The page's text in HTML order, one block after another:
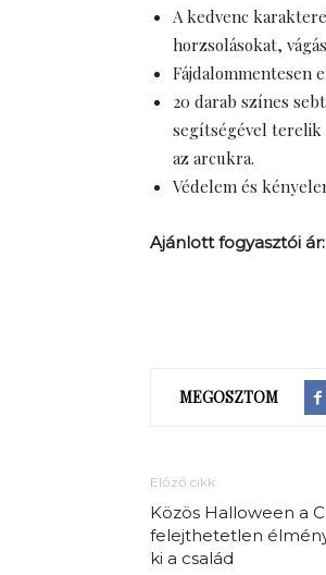
A kedvenc
horzsolásokat,
Fájdalommentesen
20 darab színes
segítségével terelik
az arcukra.
Védelem és
Ajánlott fogyasztói
MEGOSZTOM
Előző cikk
Közös Halloween a
felejthetetlen
ki a család